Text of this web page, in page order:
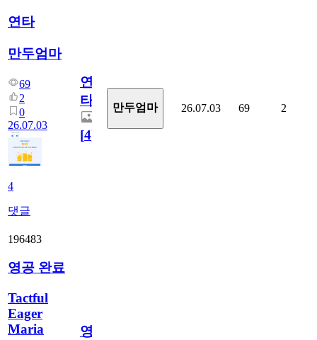
연타
만두엄마
69
2
0
26.07.03
4
댓글
연
타
[4]
만두엄마 26.07.03 69 2
196483
영공 완료
Tactful
Eager
Maria
영